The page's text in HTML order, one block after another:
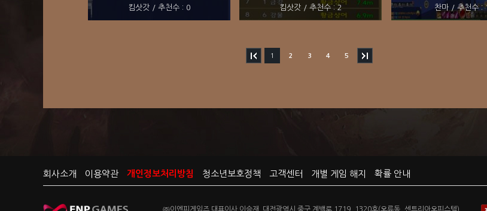
킴삿갓 / 추천수 : 0 킴삿갓 / 추천수 : 2 찬마 / 추천수 : 1
1 2 3 4 5
회사소개 이용약관 개인정보처리방침 청소년보호정책 고객센터 개별 게임 해지 확률 안내
㈜이엔피게임즈 대표이사 이승재 대전광역시 중구 계백로 1719, 1320호(오류동, 센트리아오피스텔)